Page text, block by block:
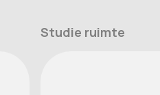
Studie ruimte